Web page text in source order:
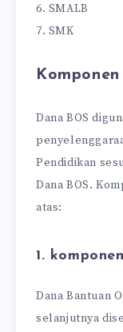
6. SMALB
7. SMK
Dana BOS
Pendidikan
Dana BOS.
atas:
1.
Dana Bantuan
selanjutnya